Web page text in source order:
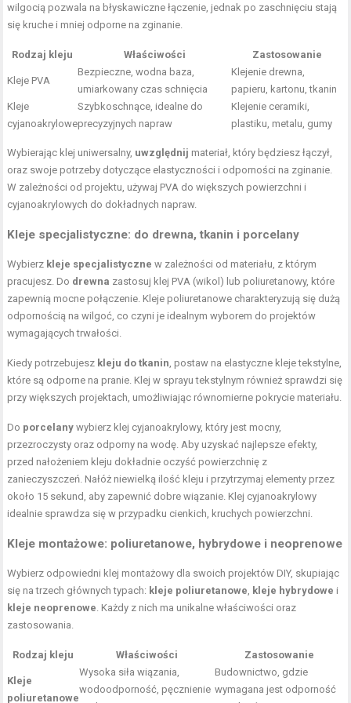
wilgocią pozwala na błyskawiczne łączenie, jednak po zaschnięciu stają
się kruche i mniej odporne na zginanie.
Rodzaj kleju Właściwości Zastosowanie
Kleje PVA
Bezpieczne, wodna baza,
umiarkowany czas schnięcia
Klejenie drewna,
papieru, kartonu, tkanin
Kleje
cyjanoakrylowe
Szybkoschnące, idealne do
precyzyjnych napraw
Klejenie ceramiki,
plastiku, metalu, gumy
Wybierając klej uniwersalny, uwzględnij materiał, który będziesz łączył,
oraz swoje potrzeby dotyczące elastyczności i odporności na zginanie.
W zależności od projektu, używaj PVA do większych powierzchni i
cyjanoakrylowych do dokładnych napraw.
Kleje specjalistyczne: do drewna, tkanin i porcelany
Wybierz kleje specjalistyczne w zależności od materiału, z którym
pracujesz. Do drewna zastosuj klej PVA (wikol) lub poliuretanowy, które
zapewnią mocne połączenie. Kleje poliuretanowe charakteryzują się dużą
odpornością na wilgoć, co czyni je idealnym wyborem do projektów
wymagających trwałości.
Kiedy potrzebujesz kleju do tkanin , postaw na elastyczne kleje tekstylne,
które są odporne na pranie. Klej w sprayu tekstylnym również sprawdzi się
przy większych projektach, umożliwiając równomierne pokrycie materiału.
Do porcelany wybierz klej cyjanoakrylowy, który jest mocny,
przezroczysty oraz odporny na wodę. Aby uzyskać najlepsze efekty,
przed nałożeniem kleju dokładnie oczyść powierzchnię z
zanieczyszczeń. Nałóż niewielką ilość kleju i przytrzymaj elementy przez
około 15 sekund, aby zapewnić dobre wiązanie. Klej cyjanoakrylowy
idealnie sprawdza się w przypadku cienkich, kruchych powierzchni.
Kleje montażowe: poliuretanowe, hybrydowe i neoprenowe
Wybierz odpowiedni klej montażowy dla swoich projektów DIY, skupiając
się na trzech głównych typach: kleje poliuretanowe kleje hybrydowe i
kleje neoprenowe . Każdy z nich ma unikalne właściwości oraz
zastosowania.
Rodzaj kleju Właściwości Zastosowanie
Kleje
poliuretanowe
Wysoka siła wiązania,
wodoodporność, pęcznienie
Budownictwo, gdzie
wymagana jest odporność